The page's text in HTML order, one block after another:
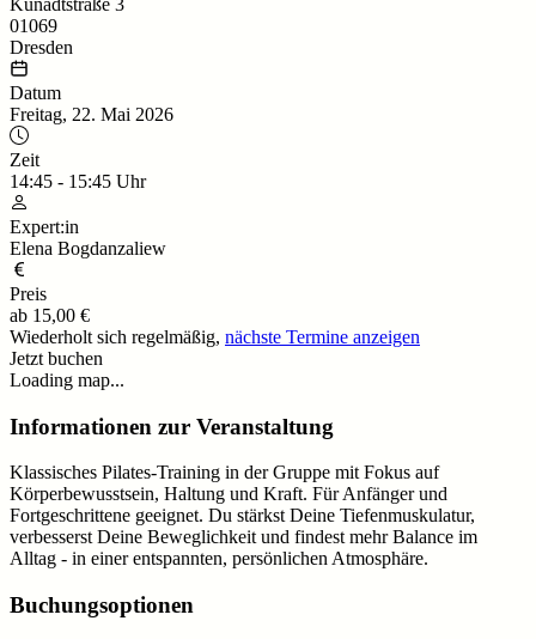
01069
Dresden
Datum
Freitag, 22. Mai 2026
Zeit
14:45 - 15:45 Uhr
Expert:in
Elena Bogdanzaliew
Preis
ab 15,00 €
Wiederholt sich regelmäßig, nächste Termine anzeigen
Jetzt buchen
Loading map...
Informationen zur Veranstaltung
Klassisches Pilates-Training in der Gruppe mit Fokus auf
Körperbewusstsein, Haltung und Kraft. Für Anfänger und
Fortgeschrittene geeignet. Du stärkst Deine Tiefenmuskulatur,
verbesserst Deine Beweglichkeit und findest mehr Balance im
Alltag - in einer entspannten, persönlichen Atmosphäre.
Buchungsoptionen